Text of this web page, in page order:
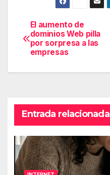
Navegación
de
entradas
El aumento de
dominios Web pilla
por sorpresa a las
empresas
Entrada relacionada